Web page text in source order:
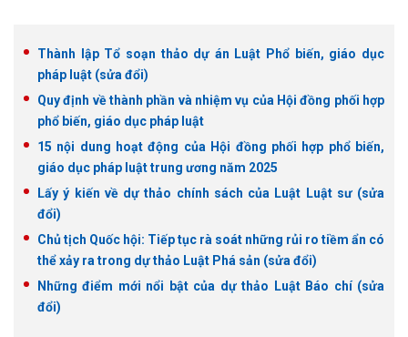
Thành lập Tổ soạn thảo dự án Luật Phổ biến, giáo dục
pháp luật (sửa đổi)
Quy định về thành phần và nhiệm vụ của Hội đồng phối hợp
phổ biến, giáo dục pháp luật
15 nội dung hoạt động của Hội đồng phối hợp phổ biến,
giáo dục pháp luật trung ương năm 2025
Lấy ý kiến về dự thảo chính sách của Luật Luật sư (sửa
đổi)
Chủ tịch Quốc hội: Tiếp tục rà soát những rủi ro tiềm ẩn có
thể xảy ra trong dự thảo Luật Phá sản (sửa đổi)
Những điểm mới nổi bật của dự thảo Luật Báo chí (sửa
đổi)